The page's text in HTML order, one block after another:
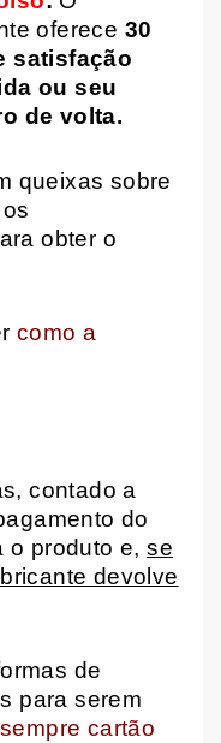
oferece 30
satisfação
ou seu
de volta.
queixas sobre
obter o
como a
contado a
do
o produto e,se
devolve
de
para serem
cartão